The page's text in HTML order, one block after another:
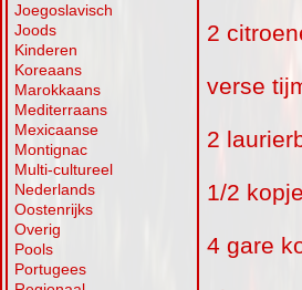
Joegoslavisch
Joods
Kinderen
Koreaans
Marokkaans
Mediterraans
Mexicaanse
Montignac
Multi-cultureel
Nederlands
Oostenrijks
Overig
Pools
Portugees
2
verse
2
1/2
4 gare